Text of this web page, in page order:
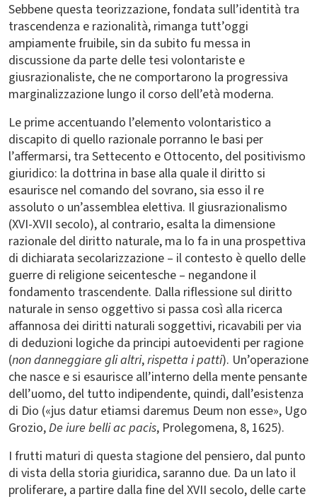
Sebbene questa teorizzazione, fondata sull’identità tra
trascendenza e razionalità, rimanga tutt’oggi
ampiamente fruibile, sin da subito fu messa in
discussione da parte delle tesi volontariste e
giusrazionaliste, che ne comportarono la progressiva
marginalizzazione lungo il corso dell’età moderna.
Le prime accentuando l’elemento volontaristico a
discapito di quello razionale porranno le basi per
l’affermarsi, tra Settecento e Ottocento, del positivismo
giuridico: la dottrina in base alla quale il diritto si
esaurisce nel comando del sovrano, sia esso il re
assoluto o un’assemblea elettiva. Il giusrazionalismo
(XVI-XVII secolo), al contrario, esalta la dimensione
razionale del diritto naturale, ma lo fa in una prospettiva
di dichiarata secolarizzazione – il contesto è quello delle
guerre di religione seicentesche – negandone il
fondamento trascendente. Dalla riflessione sul diritto
naturale in senso oggettivo si passa così alla ricerca
affannosa dei diritti naturali soggettivi, ricavabili per via
di deduzioni logiche da principi autoevidenti per ragione
(non danneggiare gli altri,rispetta i patti). Un’operazione
che nasce e si esaurisce all’interno della mente pensante
dell’uomo, del tutto indipendente, quindi, dall’esistenza
di Dio («jus datur etiamsi daremus Deum non esse», Ugo
Grozio,De iure belli ac pacis, Prolegomena, 8, 1625).
I frutti maturi di questa stagione del pensiero, dal punto
di vista della storia giuridica, saranno due. Da un lato il
proliferare, a partire dalla fine del XVII secolo, delle carte